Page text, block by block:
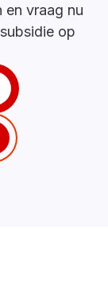
en vraag nu
op